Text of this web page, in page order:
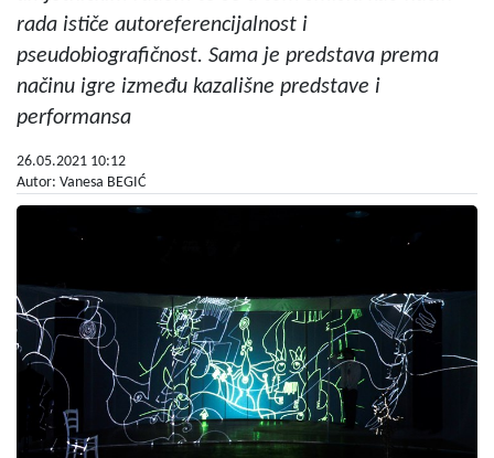
rada ističe autoreferencijalnost i
pseudobiografičnost. Sama je predstava prema
načinu igre između kazališne predstave i
performansa
26.05.2021 10:12
Autor: Vanesa BEGIĆ